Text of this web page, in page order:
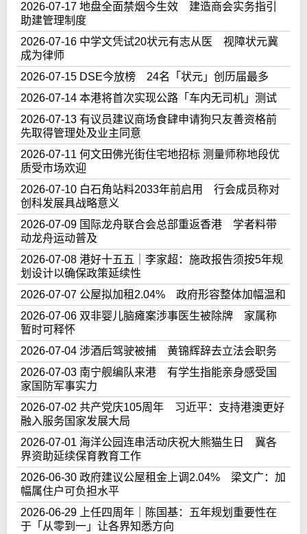
2026-07-17 地盘全面禁烟今生效 建造商会实务指引
助建管理制度
2026-07-16 中学文凭试20状元有志从医 视障状元冀
成为律师
2026-07-15 DSE今放榜 24名「状元」创历届最多
2026-07-14 本港将首次实现公路「车内无司机」测试
2026-07-13 有议员建议商场食肆申请狗只友善资格前
先取得管理处及业主同意
2026-07-11 何文田佛光街住宅地招标 测量师称地段优
质受市场欢迎
2026-07-10 白石角站料2033年前启用 行会成员称对
创科发展具战略意义
2026-07-09 国际龙舟联合会总部重返香港 学者料带
动龙舟运动普及
2026-07-08 港好十五五｜李家超：施政报告须按5年规
划设计以确保政策延续性
2026-07-07 公屋拟加租2.04% 政府形容整体加幅温和
2026-07-06 双非婴儿脑瘫案涉事医生被除牌 家属称
暂时可释怀
2026-07-04 涉酒后驾驶被捕 黄锦辉辞去立法会职务
2026-07-03 南宁舰编队来港 有学生指能亲身感受国
家国防军事实力
2026-07-02 共产党庆105周年 习近平：支持港澳更好
融入服务国家发展大局
2026-07-01 海洋公园连串活动庆祝大熊猫生日 冀各
界资助延续保育教育工作
2026-06-30 政府建议公屋租金上调2.04% 梁文广：加
幅属住户可负担水平
2026-06-29 上任四周年｜陈国基：五年规划重要性在
于「从零到一」让各界知悉方向